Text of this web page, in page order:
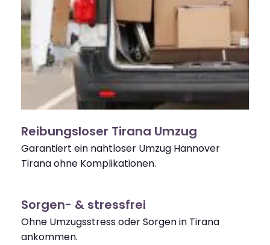
Reibungsloser Tirana Umzug
Garantiert ein nahtloser Umzug Hannover
Tirana ohne Komplikationen.
Sorgen- & stressfrei
Ohne Umzugsstress oder Sorgen in Tirana
ankommen.